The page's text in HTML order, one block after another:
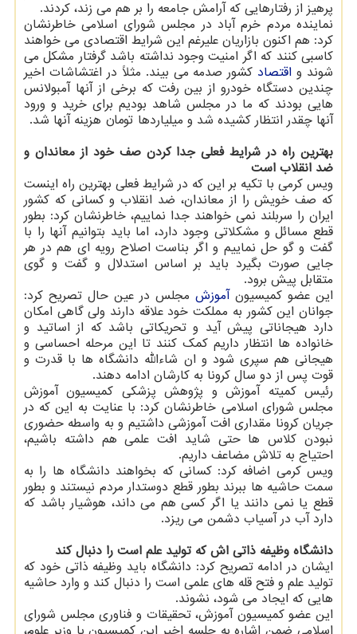
پرهیز از رفتارهایی که آرامش جامعه را بر هم می زند، کردند.
نماینده مردم خرم آباد در مجلس شورای اسلامی خاطرنشان
کرد: هم اکنون بازاریان علیرغم این شرایط اقتصادی می خواهند
کاسبی کنند که اگر امنیت وجود نداشته باشد گرفتار مشکل می
شوند و اقتصاد کشور صدمه می بیند. مثلاً در اغتشاشات اخیر
چندین دستگاه خودرو از بین رفت که برخی از آنها آمبولانس
هایی بودند که ما در مجلس شاهد بودیم برای خرید و ورود
آنها چقدر انتظار کشیده شد و میلیاردها تومان هزینه آنها شد.
بهترین راه در شرایط فعلی جدا کردن صف خود از معاندان و
ضد انقلاب است
ویس کرمی با تکیه بر این که در شرایط فعلی بهترین راه اینست
که صف خویش را از معاندان، ضد انقلاب و کسانی که کشور
ایران را سربلند نمی خواهند جدا نماییم، خاطرنشان کرد: بطور
قطع مسائل و مشکلاتی وجود دارد، اما باید بتوانیم آنها را با
گفت و گو حل نماییم و اگر بناست اصلاح رویه ای هم در هر
جایی صورت بگیرد باید بر اساس استدلال و گفت و گوی
متقابل پیش برود.
این عضو کمیسیونآموزش مجلس در عین حال تصریح کرد:
جوانان این کشور به مملکت خود علاقه دارند ولی گاهی امکان
دارد هیجاناتی پیش آید و تحریکاتی باشد که از اساتید و
خانواده ها انتظار داریم کمک کنند تا این مرحله احساسی و
هیجانی هم سپری شود و ان شاءالله دانشگاه ها با قدرت و
قوت پس از دو سال کرونا به کارشان ادامه دهند.
رئیس کمیته آموزش و پژوهش پزشکی کمیسیون آموزش
مجلس شورای اسلامی خاطرنشان کرد: با عنایت به این که در
جریان کرونا مقداری افت آموزشی داشتیم و به واسطه حضوری
نبودن کلاس ها حتی شاید افت علمی هم داشته باشیم،
احتیاج به تلاش مضاعف داریم.
ویس کرمی اضافه کرد: کسانی که بخواهند دانشگاه ها را به
سمت حاشیه ها ببرند بطور قطع دوستدار مردم نیستند و بطور
قطع یا نمی دانند یا اگر کسی هم می داند، هوشیار باشد که
دارد آب در آسیاب دشمن می ریزد.
دانشگاه وظیفه ذاتی اش که تولید علم است را دنبال کند
ایشان در ادامه تصریح کرد: دانشگاه باید وظیفه ذاتی خود که
تولید علم و فتح قله های علمی است را دنبال کند و وارد حاشیه
هایی که ایجاد می شود، نشوند.
این عضو کمیسیون آموزش، تحقیقات و فناوری مجلس شورای